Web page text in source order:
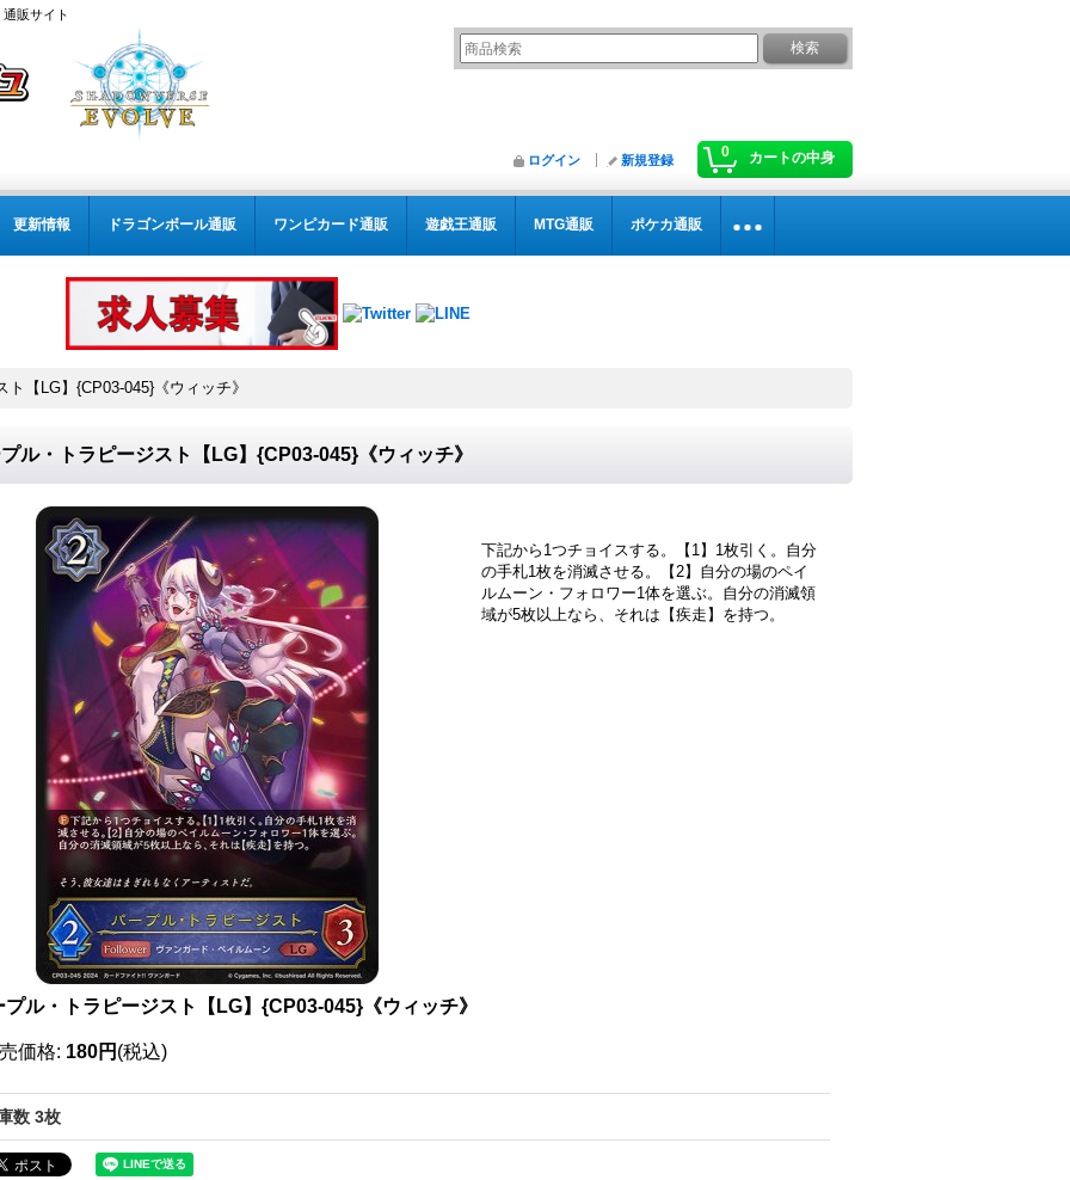
販サイト
0 カートの中身
ログイン 新規登録
更新情報 ドラゴンボール通販 ワンピカード通販 遊戯王通販 MTG通販 ポケカ通販
【LG】{CP03-045}《ウィッチ》
ル・トラピージスト【LG】{CP03-045}《ウィッチ》
下記から1つチョイスする。【1】1枚引く。自分
の手札1枚を消滅させる。【2】自分の場のペイ
ルムーン・フォロワー1体を選ぶ。自分の消滅領
域が5枚以上なら、それは【疾走】を持つ。
プル・トラピージスト【LG】{CP03-045}《ウィッチ》
価格: 180円 (税込)
数 3枚